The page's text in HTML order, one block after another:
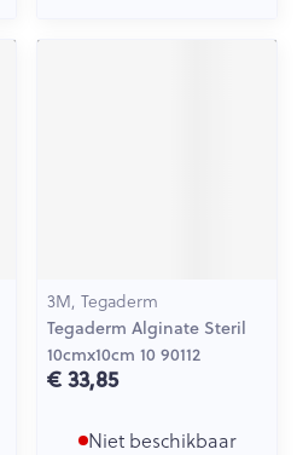
3M, Tegaderm
Tegaderm Alginate Steril
10cmx10cm 10 90112
€ 33,85
Niet beschikbaar